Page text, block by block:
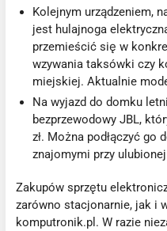
Kolejnym urządzeniem,
jest hulajnoga
przemieścić się w
wzywania taksówki czy
miejskiej. Aktualnie
Na wyjazd do domku
bezprzewodowy JBL,
zł. Można podłączyć
znajomymi przy
Zakupów sprzętu
zarówno stacjonarnie, jak i
komputronik.pl. W razie